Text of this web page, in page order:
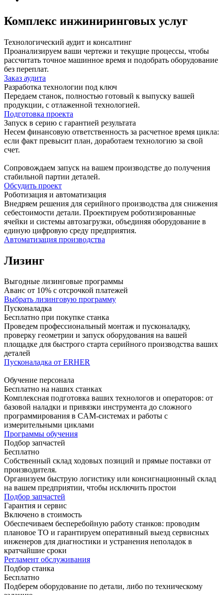
Комплекс инжиниринговых услуг
Технологический аудит и консалтинг
Проанализируем ваши чертежи и текущие процессы, чтобы
рассчитать точное машинное время и подобрать оборудование
без переплат.
Заказ аудита
Разработка технологии под ключ
Передаем станок, полностью готовый к выпуску вашей
продукции, с отлаженной технологией.
Подготовка проекта
Запуск в серию с гарантией результата
Несем финансовую ответственность за расчетное время цикла:
если факт превысит план, доработаем технологию за свой
счет.
Сопровождаем запуск на вашем производстве до получения
стабильной партии деталей.
Обсудить проект
Роботизация и автоматизация
Внедряем решения для серийного производства для снижения
себестоимости детали. Проектируем роботизированные
ячейки и системы автозагрузки, объединяя оборудование в
единую цифровую среду предприятия.
Автоматизация производства
Лизинг
Выгодные лизинговые программы
Аванс от 10% с отсрочкой платежей
Выбрать лизинговую программу
Пусконаладка
Бесплатно при покупке станка
Проведем профессиональный монтаж и пусконаладку,
проверку геометрии и запуск оборудования на вашей
площадке для быстрого старта серийного производства ваших
деталей
Пусконаладка от ERHER
Обучение персонала
Бесплатно на наших станках
Комплексная подготовка ваших технологов и операторов: от
базовой наладки и привязки инструмента до сложного
программирования в CAM-системах и работы с
измерительными циклами
Программы обучения
Подбор запчастей
Бесплатно
Собственный склад ходовых позиций и прямые поставки от
производителя.
Организуем быструю логистику или консигнационный склад
на вашем предприятии, чтобы исключить простои
Подбор запчастей
Гарантия и сервис
Включено в стоимость
Обеспечиваем бесперебойную работу станков: проводим
плановое ТО и гарантируем оперативный выезд сервисных
инженеров для диагностики и устранения неполадок в
кратчайшие сроки
Регламент обслуживания
Подбор станка
Бесплатно
Подберем оборудование по детали, либо по техническому